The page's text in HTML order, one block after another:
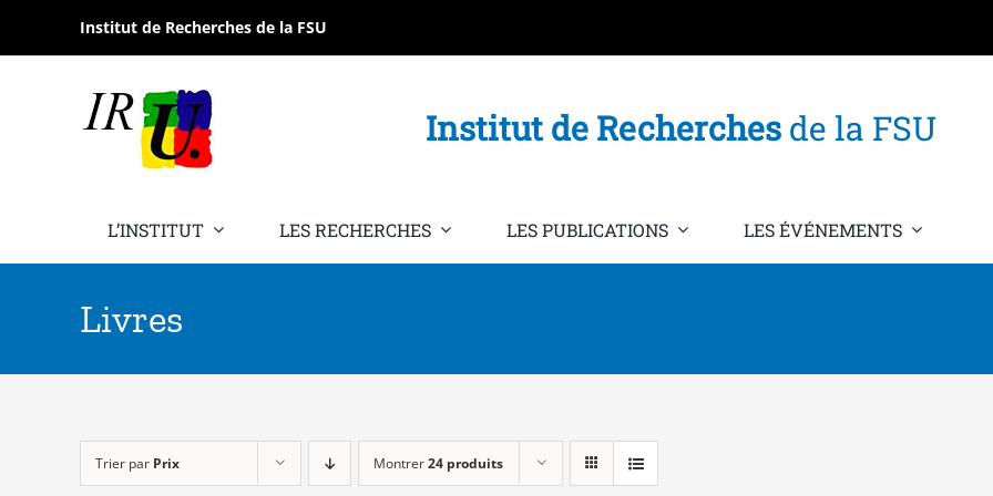
contenu
Institut de Recherches de la FSU
Institut de Recherchesde la FSU
L’INSTITUT LES RECHERCHES LES PUBLICATIONS LES ÉVÉNEMENTS
Livres
Trier par Prix Montrer24 produits